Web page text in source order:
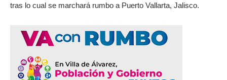
tras lo cual se marchará rumbo a Puerto Vallarta, Jalisco.